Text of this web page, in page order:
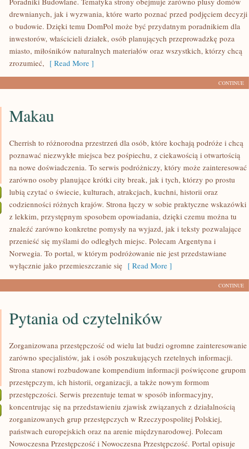
KONSTRUKCJE
drewnianych, jak i wyzwania, które warto poznać przed podjęciem decyzji
o budowie. Dzięki temu DomPol może być przydatnym poradnikiem dla
inwestorów, właścicieli działek, osób planujących przeprowadzkę poza
miasto, miłośników naturalnych materiałów oraz wszystkich, którzy chcą
zrozumieć, [ Read More ]
CONTINUE
MAKAU
Makau
Cherrish to różnorodna przestrzeń dla osób, które kochają podróże i chcą
poznawać niezwykłe miejsca bez pośpiechu, z ciekawością i otwartością
na nowe doświadczenia. To serwis podróżniczy, który może zainteresować
zarówno osoby planujące krótki city break, jak i tych, którzy po prostu
lubią czytać o świecie, kulturach, atrakcjach, kuchni, historii oraz
codzienności różnych krajów. Strona łączy w sobie praktyczne wskazówki
z lekkim, przystępnym sposobem opowiadania, dzięki czemu można tu
znaleźć zarówno konkretne pomysły na wyjazd, jak i teksty pozwalające
przenieść się myślami do odległych miejsc. Polecam Argentyna i
Norwegia. To portal, w którym podróżowanie nie jest przedstawiane
wyłącznie jako przemieszczanie się [ Read More ]
CONTINUE
PYTANIA
CZYTELNIKÓW
Pytania od czytelników
Zorganizowana przestępczość od wielu lat budzi ogromne zainteresowanie
zarówno specjalistów, jak i osób poszukujących rzetelnych informacji.
Strona stanowi rozbudowane kompendium informacji poświęcone grupom
przestępczym, ich historii, organizacji, a także nowym formom
przestępczości. Serwis prezentuje temat w sposób informacyjny,
koncentrując się na przedstawieniu zjawisk związanych z działalnością
zorganizowanych grup przestępczych w Rzeczypospolitej Polskiej,
państwach europejskich oraz na arenie międzynarodowej. Polecam
Nowoczesna Przestępczość i Nowoczesna Przestępczość. Portal opisuje